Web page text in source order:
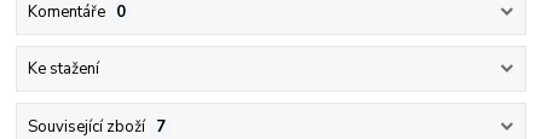
Komentáře 0
Ke stažení
Související zboží 7